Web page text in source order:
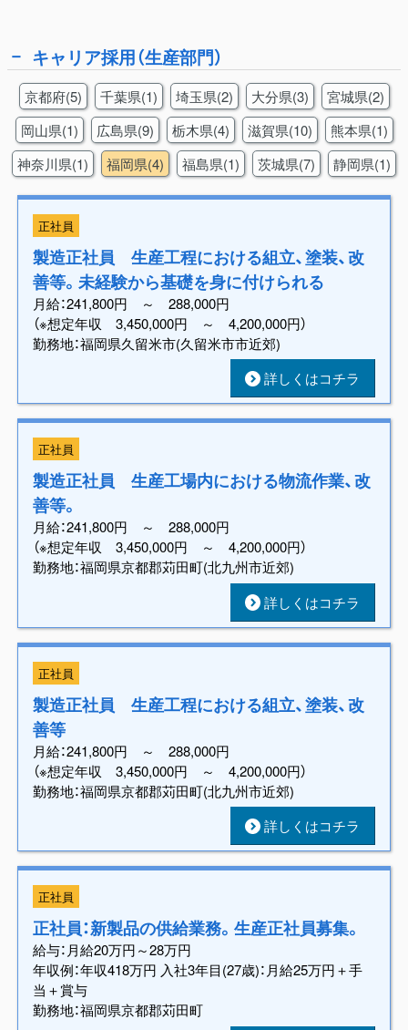
キャリア採用（生産部門）
京都府(5) 千葉県(1) 埼玉県(2) 大分県(3)
宮城県(2)
岡山県(1)
広島県(9) 栃木県(4) 滋賀県(10)
熊本県(1)
神奈川県(1)
福岡県(4) 福島県(1) 茨城県(7) 静岡県(1)
正社員
製造正社員 生産工程における組立、塗装、改
善等。未経験から基礎を身に付けられる
月給：241,800円 ～ 288,000円
（※想定年収 3,450,000円 ～ 4,200,000円）
勤務地：福岡県久留米市(久留米市市近郊)
詳しくはコチラ
正社員
製造正社員 生産工場内における物流作業、改
善等。
月給：241,800円 ～ 288,000円
（※想定年収 3,450,000円 ～ 4,200,000円）
勤務地：福岡県京都郡苅田町(北九州市近郊)
詳しくはコチラ
正社員
製造正社員 生産工程における組立、塗装、改
善等
月給：241,800円 ～ 288,000円
（※想定年収 3,450,000円 ～ 4,200,000円）
勤務地：福岡県京都郡苅田町(北九州市近郊)
詳しくはコチラ
正社員
正社員：新製品の供給業務。生産正社員募集。
給与：月給20万円～28万円
年収例：年収418万円 入社3年目(27歳)：月給25万円＋手
当＋賞与
勤務地：福岡県京都郡苅田町